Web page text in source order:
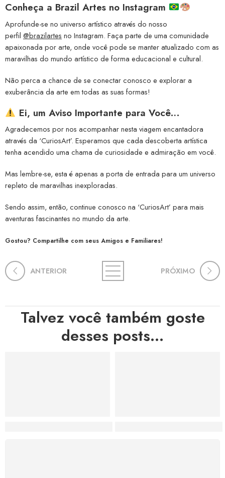
Conheça a Brazil Artes no Instagram
Aprofunde-se no universo artístico através do nosso
perfil @brazilartes no Instagram. Faça parte de uma comunidade
apaixonada por arte, onde você pode se manter atualizado com as
maravilhas do mundo artístico de forma educacional e cultural.
Não perca a chance de se conectar conosco e explorar a
exuberância da arte em todas as suas formas!
Ei, um Aviso Importante para Você…
Agradecemos por nos acompanhar nesta viagem encantadora
através da ‘CuriosArt’. Esperamos que cada descoberta artística
tenha acendido uma chama de curiosidade e admiração em você.
Mas lembre-se, esta é apenas a porta de entrada para um universo
repleto de maravilhas inexploradas.
Sendo assim, então, continue conosco na ‘CuriosArt’ para mais
aventuras fascinantes no mundo da arte.
Gostou? Compartilhe com seus Amigos e Familiares!
ANTERIOR PRÓXIMO
Talvez você também goste
desses posts...